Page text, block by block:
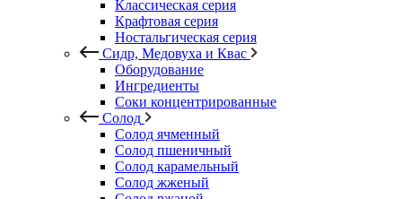
Классическая серия
Крафтовая серия
Ностальгическая серия
Сидр, Медовуха и Квас
Оборудование
Ингредиенты
Соки концентрированные
Солод
Солод ячменный
Солод пшеничный
Солод карамельный
Солод жженый